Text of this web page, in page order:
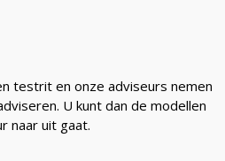
testrit en onze adviseurs nemen
U kunt dan de modellen
naar uit gaat.